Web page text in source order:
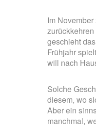
Im
geschieht
Frühjahr
will nach
Solche
diesem, wo
Aber ein
manchmal,